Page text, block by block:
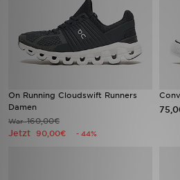
On Running Cloudswift Runners
Damen
War160,00€
Jetzt 90,00€ - 44%
Trending Styles